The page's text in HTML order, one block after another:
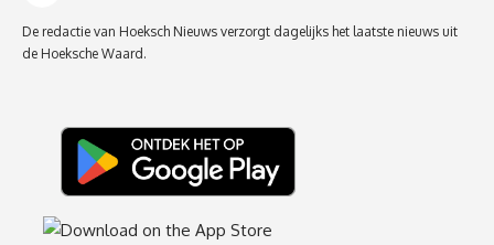
De redactie van Hoeksch Nieuws verzorgt dagelijks het laatste nieuws uit
de Hoeksche Waard.